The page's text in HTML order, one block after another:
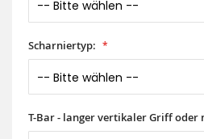
Scharniertyp:
T-Bar - langer vertikaler Griff oder